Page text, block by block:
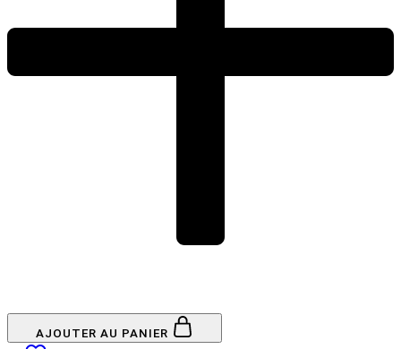
AJOUTER AU PANIER